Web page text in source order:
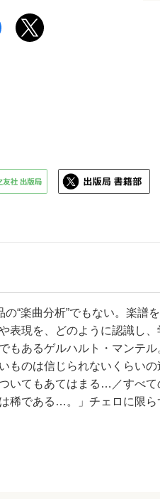
“楽曲分析”でもない。楽譜
現を、どのように認識し
もあるゲルハルト・マンテ
ものは信じられないくらい
てもあてはまる…／すべ
稀である…。」チェロに限